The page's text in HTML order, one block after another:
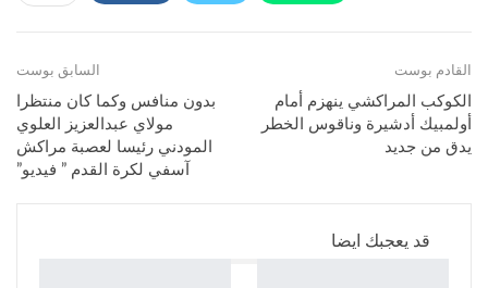
Viber
السابق بوست
بدون منافس وكما كان منتظرا
مولاي عبدالعزيز العلوي
المودني رئيسا لعصبة مراكش
آسفي لكرة القدم ” فيديو”
القادم بوست
الكوكب المراكشي ينهزم أمام
أولمبيك أدشيرة وناقوس الخطر
يدق من جديد
قد يعجبك ايضا